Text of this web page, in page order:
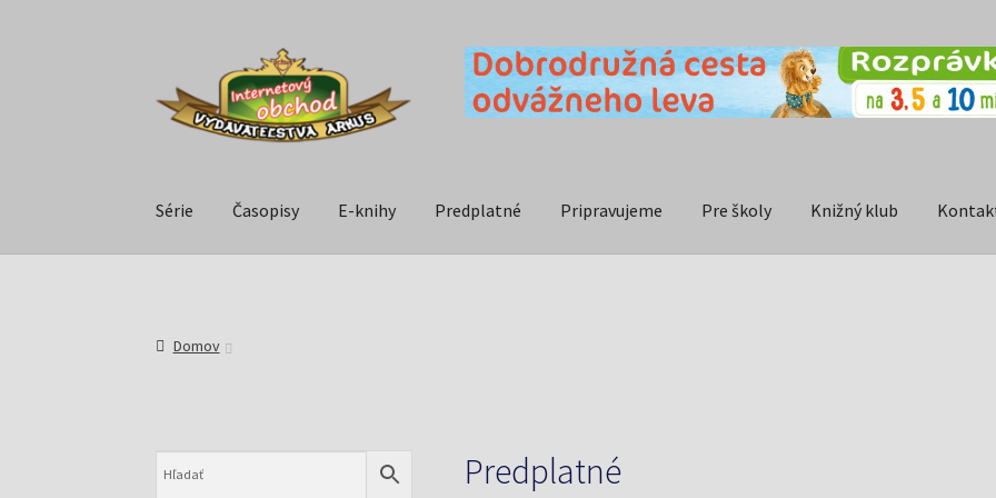
Série Časopisy E-knihy Predplatné Pripravujeme Pre školy Knižný klub
Domov
Predplatné